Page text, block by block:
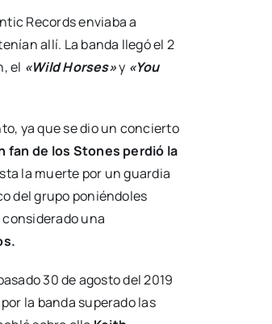
Records enviaba a
allí. La banda llegó el 2
el «Wild Horses»y «You
ya que se dio un concierto
fan de los Stones perdió la
la muerte por un guardia
del grupo poniéndoles
una
30 de agosto del 2019
la banda superado las